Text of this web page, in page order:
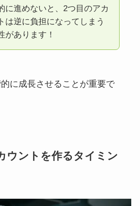
に進めないと、2つ目のアカ
は逆に負担になってしまう
があります！
に成長させることが重要で
ウントを作るタイミン